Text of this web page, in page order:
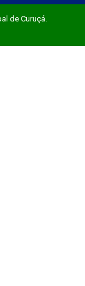
de Curuçá.